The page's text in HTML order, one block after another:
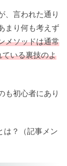
、言われた通り
まり何も考えず
メソッドは通常
いる裏技のよ
も初心者にあり
は？（記事メン